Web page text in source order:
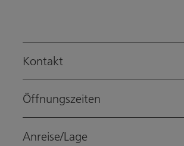
Kontakt
Öffnungszeiten
Anreise/Lage